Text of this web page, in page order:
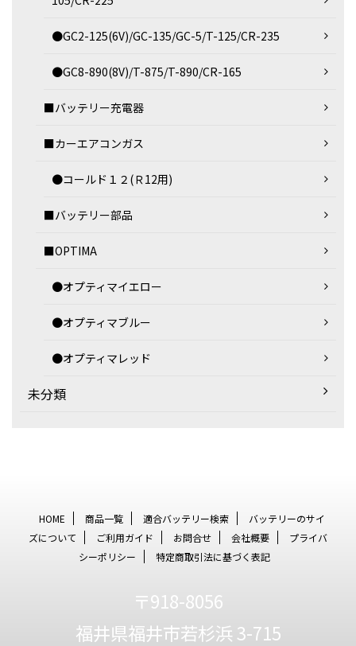
●GC2-125(6V)/GC-135/GC-5/T-125/CR-235
●GC8-890(8V)/T-875/T-890/CR-165
■バッテリー充電器
■カーエアコンガス
●コールド１２(Ｒ12用)
■バッテリー部品
■OPTIMA
●オプティマイエロー
●オプティマブルー
●オプティマレッド
未分類
HOME 商品一覧 適合バッテリー検索
バッテリーのサイ
ズについて
ご利用ガイド お問合せ 会社概要
プライバ
シーポリシー
特定商取引法に基づく表記
〒918-8056
福井県福井市若杉浜 3-715